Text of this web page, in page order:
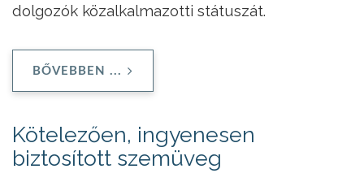
dolgozók közalkalmazotti státuszát.
BŐVEBBEN ...
Kötelezően, ingyenesen
biztosított szemüveg